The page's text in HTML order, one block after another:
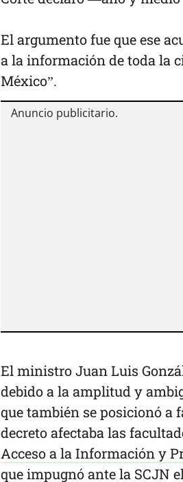
El argumento fue que ese
a la información de toda la
México”.
El ministro Juan Luis
debido a la amplitud y
que también se posicionó a
decreto afectaba las
Acceso a la Información y
que impugnó ante la SCJN